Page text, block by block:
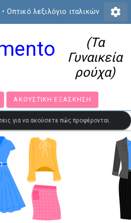
• Οπτικό λεξιλόγιο ιταλικών settings
(Τα
Γυναικεία
ρούχα)
ΑΚΟΥΣΤΙΚΉ ΕΞΆΣΚΗΣΗ
για να ακούσετε πώς προφέρονται.